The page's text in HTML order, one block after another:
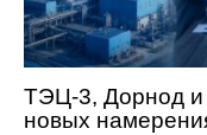
ТЭЦ-3, Дорнод и
новых